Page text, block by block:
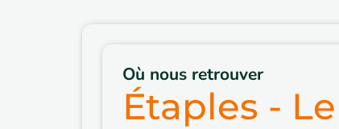
Où nous retrouver
Étaples -